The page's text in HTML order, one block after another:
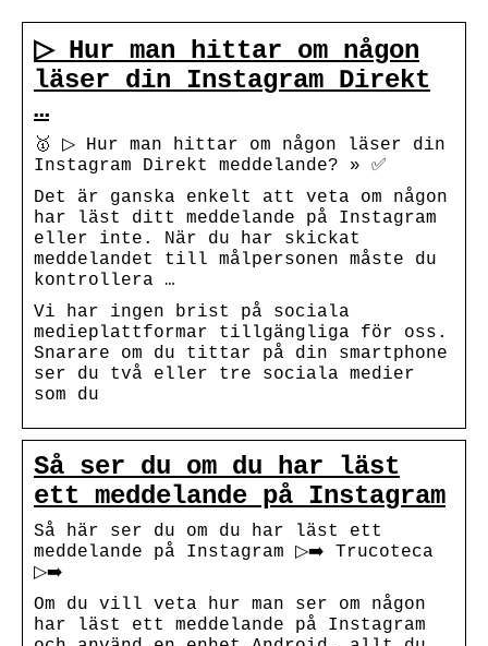
▷ Hur man hittar om någon
läser din Instagram Direkt
…
🥇 ▷ Hur man hittar om någon läser din
Instagram Direkt meddelande? » ✅
Det är ganska enkelt att veta om någon
har läst ditt meddelande på Instagram
eller inte. När du har skickat
meddelandet till målpersonen måste du
kontrollera …
Vi har ingen brist på sociala
medieplattformar tillgängliga för oss.
Snarare om du tittar på din smartphone
ser du två eller tre sociala medier
som du
Så ser du om du har läst
ett meddelande på Instagram
Så här ser du om du har läst ett
meddelande på Instagram ▷➡️ Trucoteca
▷➡️
Om du vill veta hur man ser om någon
har läst ett meddelande på Instagram